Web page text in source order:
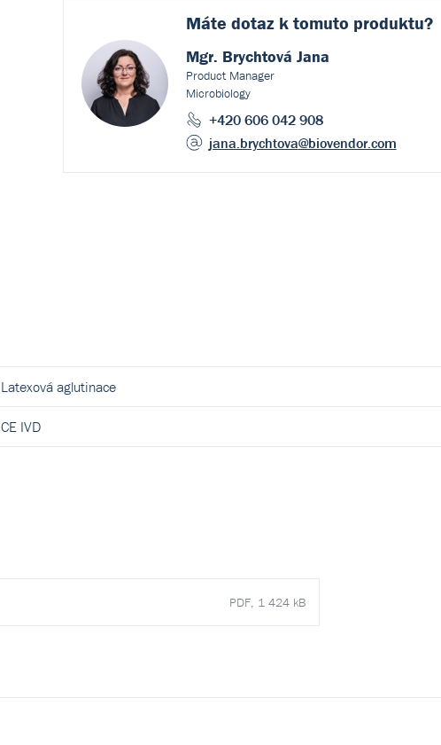
Máte dotaz k tomuto produktu?
Mgr. Brychtová Jana
Product Manager
Microbiology
+420 606 042 908
jana.brychtova@biovendor.com
Latexová aglutinace
CE IVD
PDF, 1 424 kB